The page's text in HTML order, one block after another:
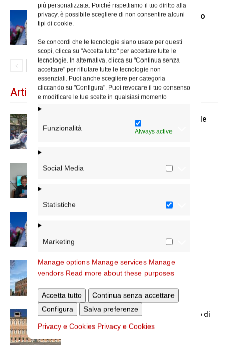
più personalizzata. Poiché rispettiamo il tuo diritto alla
privacy, è possibile scegliere di non consentire alcuni
tipi di cookie.
Se concordi che le tecnologie siano usate per questi
scopi, clicca su "Accetta tutto" per accettare tutte le
tecnologie. In alternativa, clicca su "Continua senza
accettare" per rifiutare tutte le tecnologie non
essenziali. Puoi anche scegliere per categoria
cliccando su "Configura". Puoi revocare il tuo consenso
e modificare le tue scelte in qualsiasi momento
Funzionalità Always active
Social Media
Statistiche
Marketing
Manage options Manage services Manage
vendors Read more about these purposes
Accetta tutto
Continua senza accettare
Configura
Salva preferenze
Privacy e Cookies Privacy e Cookies
Dal 28 al 31 agosto il pellegrinaggio
diocesano a Lourdes
Articoli recenti
Spin Time: la dichiarazione del cardinale
vicario
Scienze Applicate, la nuova proposta
Nuove nomine nella diocesi di Roma
Chiusura estiva degli Uffici del Vicariato di
Roma